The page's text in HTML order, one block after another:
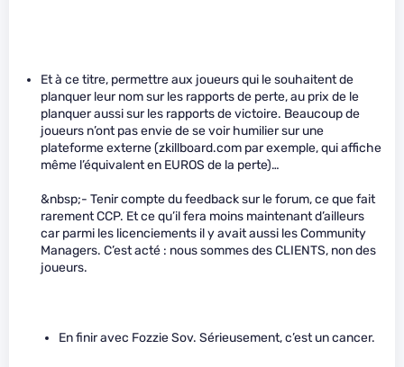
Et à ce titre, permettre aux joueurs qui le souhaitent de
planquer leur nom sur les rapports de perte, au prix de le
planquer aussi sur les rapports de victoire. Beaucoup de
joueurs n’ont pas envie de se voir humilier sur une
plateforme externe (zkillboard.com par exemple, qui affiche
même l’équivalent en EUROS de la perte)…
&nbsp;- Tenir compte du feedback sur le forum, ce que fait
rarement CCP. Et ce qu’il fera moins maintenant d’ailleurs
car parmi les licenciements il y avait aussi les Community
Managers. C’est acté : nous sommes des CLIENTS, non des
joueurs.
En finir avec Fozzie Sov. Sérieusement, c’est un cancer.